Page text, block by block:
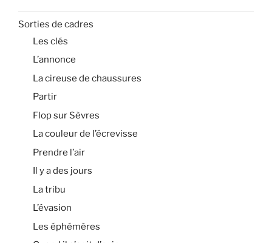
Sorties de cadres
Les clés
L’annonce
La cireuse de chaussures
Partir
Flop sur Sèvres
La couleur de l’écrevisse
Prendre l’air
Il y a des jours
La tribu
L’évasion
Les éphémères